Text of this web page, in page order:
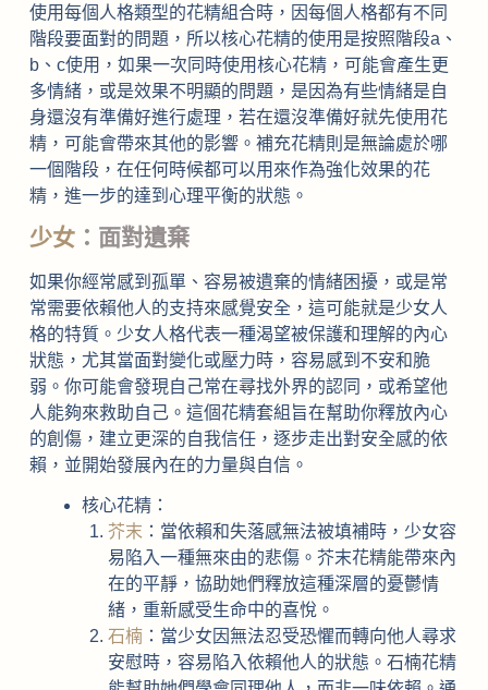
使用每個人格類型的花精組合時，因每個人格都有不同
階段要面對的問題，所以核心花精的使用是按照階段a、
b、c使用，如果一次同時使用核心花精，可能會產生更
多情緒，或是效果不明顯的問題，是因為有些情緒是自
身還沒有準備好進行處理，若在還沒準備好就先使用花
精，可能會帶來其他的影響。補充花精則是無論處於哪
一個階段，在任何時候都可以用來作為強化效果的花
精，進一步的達到心理平衡的狀態。
少女：面對遺棄
如果你經常感到孤單、容易被遺棄的情緒困擾，或是常
常需要依賴他人的支持來感覺安全，這可能就是少女人
格的特質。少女人格代表一種渴望被保護和理解的內心
狀態，尤其當面對變化或壓力時，容易感到不安和脆
弱。你可能會發現自己常在尋找外界的認同，或希望他
人能夠來救助自己。這個花精套組旨在幫助你釋放內心
的創傷，建立更深的自我信任，逐步走出對安全感的依
賴，並開始發展內在的力量與自信。
核心花精：
芥末 ：當依賴和失落感無法被填補時，少女容
易陷入一種無來由的悲傷。芥末花精能帶來內
在的平靜，協助她們釋放這種深層的憂鬱情
緒，重新感受生命中的喜悅。
石楠：當少女因無法忍受恐懼而轉向他人尋求
安慰時，容易陷入依賴他人的狀態。石楠花精